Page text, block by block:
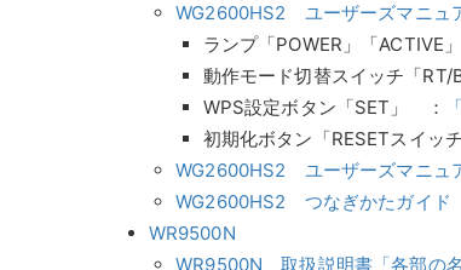
WG2600HS2 ユーザーズマニュ
ランプ「POWER」「ACTIVE
動作モード切替スイッチ「RT/
WPS設定ボタン「SET」 ：
初期化ボタン「RESETスイッ
WG2600HS2 ユーザーズマニュ
WG2600HS2 つなぎかたガイド
WR9500N
WR9500N 取扱説明書「各部の名